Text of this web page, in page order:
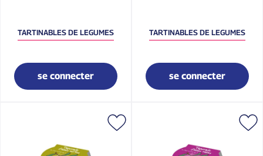
TARTINABLES DE LEGUMES
se connecter
TARTINABLES DE LEGUMES
se connecter